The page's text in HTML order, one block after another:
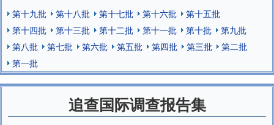
第十九批
第十八批 第十七批 第十六批
第十五批
第十四批
第十三批 第十二批 第十一批 第十批
第九批
第八批
第七批 第六批 第五批 第四批 第三批
第二批
第一批
追查国际调查报告集